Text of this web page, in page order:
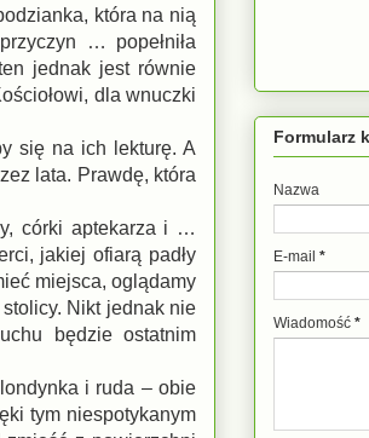
która na nią
… popełniła
jednak jest równie
dla wnuczki
się na ich lekturę. A
lata. Prawdę, która
córki aptekarza i …
jakiej ofiarą padły
miejsca, oglądamy
Nikt jednak nie
będzie ostatnim
i ruda – obie
tym niespotykanym
Formularz
Nazwa
E-mail *
Wiadomość *